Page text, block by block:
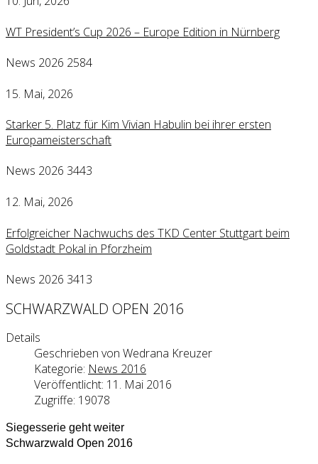
WT President’s Cup 2026 – Europe Edition in Nürnberg
News 2026 2584
15. Mai, 2026
Starker 5. Platz für Kim Vivian Habulin bei ihrer ersten
Europameisterschaft
News 2026 3443
12. Mai, 2026
Erfolgreicher Nachwuchs des TKD Center Stuttgart beim
Goldstadt Pokal in Pforzheim
News 2026 3413
SCHWARZWALD OPEN 2016
Details
Geschrieben von Wedrana Kreuzer
Kategorie: News 2016
Veröffentlicht: 11. Mai 2016
Zugriffe: 19078
Siegesserie geht weiter
Schwarzwald Open 2016